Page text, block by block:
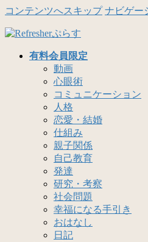
コンテンツへスキップ ナビゲー
有料会員限定
動画
心眼術
コミュニケーション
人格
恋愛・結婚
仕組み
親子関係
自己教育
発達
研究・考察
社会問題
幸福になる手引き
おはなし
日記